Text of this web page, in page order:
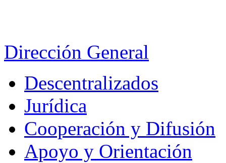
Dirección General
Descentralizados
Jurídica
Cooperación y Difusión
Apoyo y Orientación